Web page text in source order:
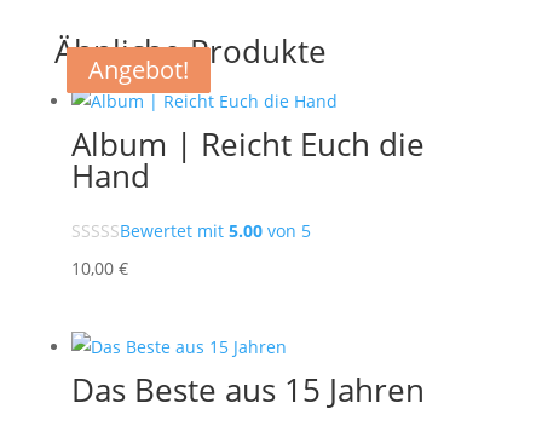
Ähnliche Produkte
Angebot!
Album | Reicht Euch die
Hand
Bewertet mit 5.00von 5
10,00 €
Angebot!
Das Beste aus 15 Jahren
Angebot!
Angebot!